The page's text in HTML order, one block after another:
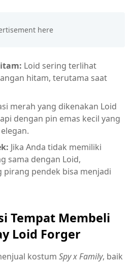
Loid sering terlihat
hitam, terutama saat
merah yang dikenakan Loid
dengan pin emas kecil yang
Jika Anda tidak memiliki
sama dengan Loid,
pirang pendek bisa menjadi
Tempat Membeli
Loid Forger
kostum Spy x Family, baik